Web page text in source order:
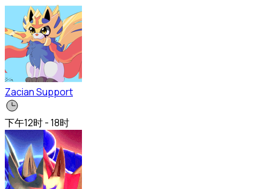
Zacian Support
下午12时 - 18时